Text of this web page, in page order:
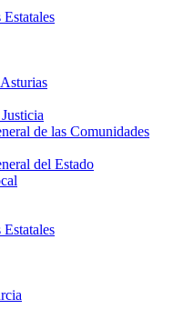
de las Comunidades
del Estado